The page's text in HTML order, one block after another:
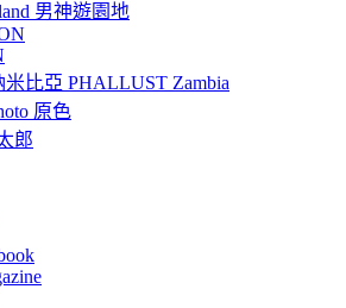
男神遊園地
米比亞 PHALLUST Zambia
原色
郎